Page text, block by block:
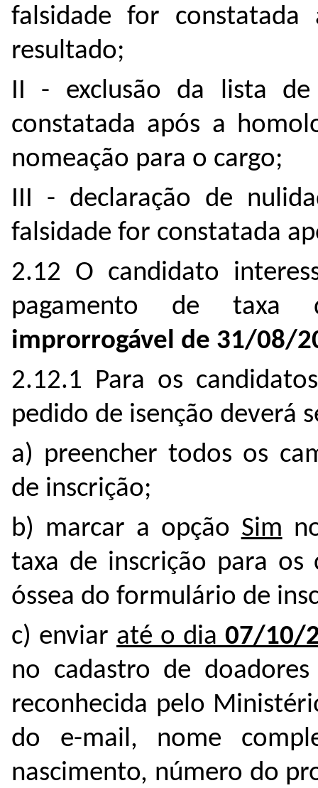
falsidade for constatada
resultado;
II - exclusão da lista
constatada após a
nomeação para o cargo;
III - declaração de
falsidade for constatada
2.12 O candidato
pagamento de
improrrogável de 31/08/
2.12.1 Para os
pedido de isenção deverá
a) preencher todos os
de inscrição;
b) marcar a opção Sim
taxa de inscrição para os
óssea do formulário de
c) enviar até o dia 07/10/
no cadastro de
reconhecida pelo
do e-mail, nome
nascimento, número do